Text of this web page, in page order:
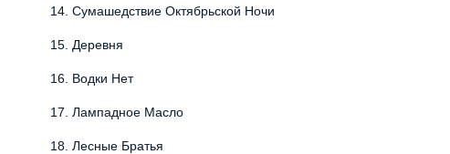
14. Сумашедствие Октябрьской Ночи
15. Деревня
16. Водки Нет
17. Лампадное Масло
18. Лесные Братья